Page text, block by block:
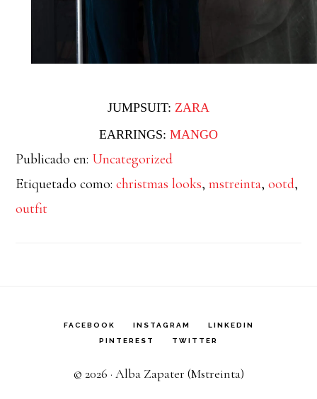
JUMPSUIT: ZARA
EARRINGS: MANGO
Publicado en: Uncategorized
Etiquetado como:christmas looks,mstreinta,ootd,
outfit
FACEBOOK INSTAGRAM
LINKEDIN
PINTEREST
TWITTER
© 2026 · Alba Zapater (Mstreinta)